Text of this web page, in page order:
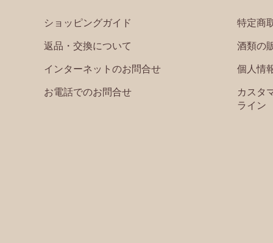
ショッピングガイド
返品・交換について
インターネットのお問合せ
お電話でのお問合せ
特定商
酒類の
個人情
カスタ
ライン